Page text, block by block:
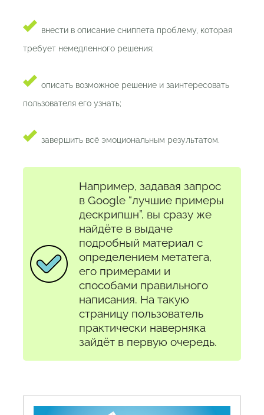
внести в описание сниппета проблему, которая
требует немедленного решения;
описать возможное решение и заинтересовать
пользователя его узнать;
завершить всё эмоциональным результатом.
Например, задавая запрос
в Google “лучшие примеры
дескрипшн”, вы сразу же
найдёте в выдаче
подробный материал с
определением метатега,
его примерами и
способами правильного
написания. На такую
страницу пользователь
практически наверняка
зайдёт в первую очередь.